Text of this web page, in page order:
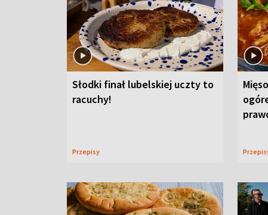
Słodki finał lubelskiej uczty to
racuchy!
Przepisy